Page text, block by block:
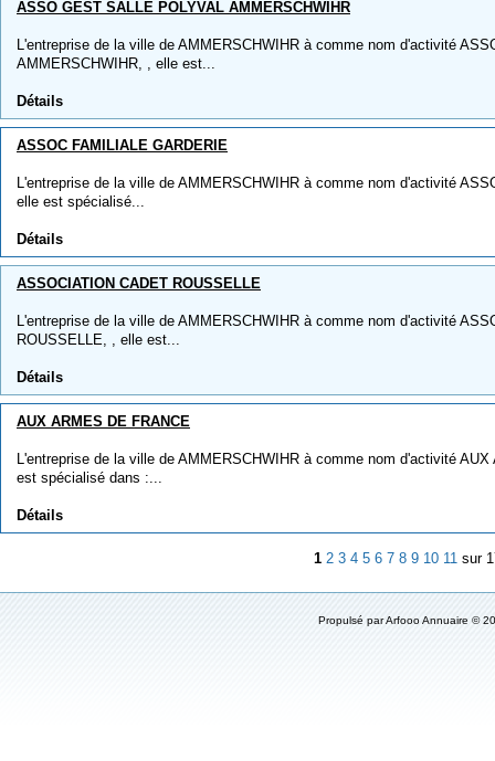
ASSO GEST SALLE POLYVAL AMMERSCHWIHR
L'entreprise de la ville de AMMERSCHWIHR à comme nom d'activité
AMMERSCHWIHR, , elle est...
Détails
ASSOC FAMILIALE GARDERIE
L'entreprise de la ville de AMMERSCHWIHR à comme nom d'activité
elle est spécialisé...
Détails
ASSOCIATION CADET ROUSSELLE
L'entreprise de la ville de AMMERSCHWIHR à comme nom d'activité
ROUSSELLE, , elle est...
Détails
AUX ARMES DE FRANCE
L'entreprise de la ville de AMMERSCHWIHR à comme nom d'activité
est spécialisé dans :...
Détails
1 2 3 4 5 6 7 8 9 10 11 sur
Propulsé parArfooo Annuaire ©